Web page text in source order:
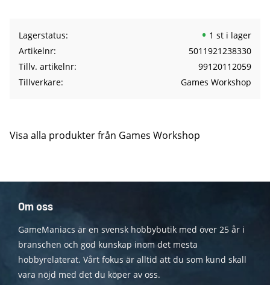
Lagerstatus
1 st i lager
Artikelnr
5011921238330
Tillv. artikelnr
99120112059
Tillverkare
Games Workshop
Visa alla produkter från Games Workshop
Om oss
GameManiacs är en svensk hobbybutik med över 25 år i
branschen och god kunskap inom det mesta
hobbyrelaterat. Vårt fokus är alltid att du som kund skall
vara nöjd med det du köper av oss.